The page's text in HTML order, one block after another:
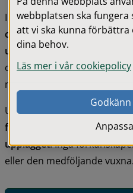
I Musikskolan Gislaved
cello) och Mini piano – en
undervisning där barn lär
och musicera. Läraren
man spelar genom hörsel,
Undervisningen sker både
föräldramedverkan under
upplägget. Inga
eller den medföljande vuxna.
webbplatsen ska
att vi ska kunna förbättra
dina behov.
Läs mer i vår cookiepolicy